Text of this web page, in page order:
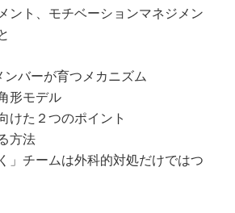
ント、モチベーションマネジメン
バーが育つメカニズム
形モデル
けた２つのポイント
方法
」チームは外科的対処だけではつ